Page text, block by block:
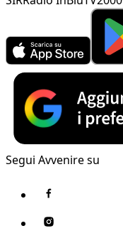
Segui Avvenire su